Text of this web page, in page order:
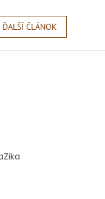
ĎALŠÍ ČLÁNOK